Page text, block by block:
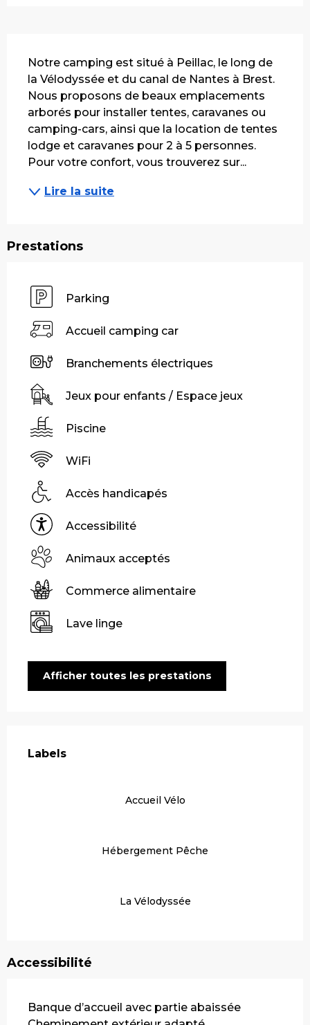
Notre camping est situé à Peillac, le long de
la Vélodyssée et du canal de Nantes à Brest.
Nous proposons de beaux emplacements
arborés pour installer tentes, caravanes ou
camping-cars, ainsi que la location de tentes
lodge et caravanes pour 2 à 5 personnes.
Pour votre confort, vous trouverez sur...
Lire la suite
Prestations
Parking
Accueil camping car
Branchements électriques
Jeux pour enfants / Espace jeux
Piscine
WiFi
Accès handicapés
Accessibilité
Animaux acceptés
Commerce alimentaire
Lave linge
Afficher toutes les prestations
Labels
Labels
Accueil Vélo
Hébergement Pêche
La Vélodyssée
Accessibilité
Banque d’accueil avec partie abaissée